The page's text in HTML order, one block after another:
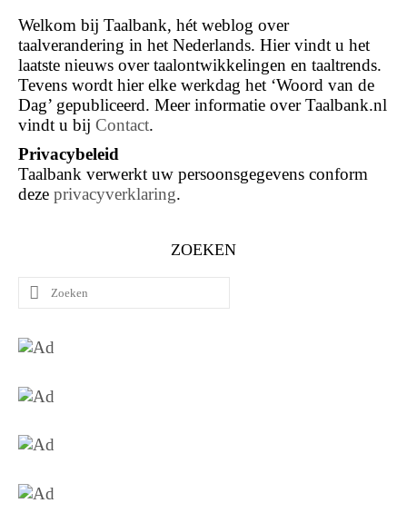
Welkom bij Taalbank, hét weblog over
taalverandering in het Nederlands. Hier vindt u het
laatste nieuws over taalontwikkelingen en taaltrends.
Tevens wordt hier elke werkdag het ‘Woord van de
Dag’ gepubliceerd. Meer informatie over Taalbank.nl
vindt u bij Contact.
Privacybeleid
Taalbank verwerkt uw persoonsgegevens conform
deze privacyverklaring.
ZOEKEN
Zoeken
naar: